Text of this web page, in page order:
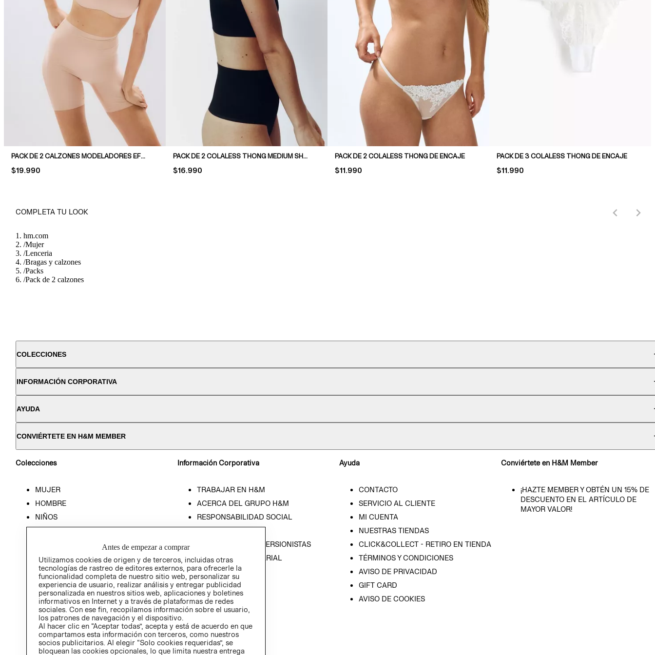
PACK DE 2 CALZONES MODELADORES EFECTO INVISIBLE
PRICE:
$19.990
PACK DE 2 COLALESS THONG MEDIUM SHAPE
PRICE:
$16.990
PACK DE 2 COLALESS THONG DE ENCAJE
PRICE:
$11.990
PACK DE 3 COLALESS THONG DE ENCAJE
PRICE:
$11.990
COMPLETA TU LOOK
hm.com
/Mujer
/Lenceria
/Bragas y calzones
/Packs
/Pack de 2 calzones
COLECCIONES
INFORMACIÓN CORPORATIVA
AYUDA
CONVIÉRTETE EN H&M MEMBER
Colecciones
MUJER
HOMBRE
NIÑOS
Información Corporativa
TRABAJAR EN H&M
ACERCA DEL GRUPO H&M
RESPONSABILIDAD SOCIAL
RELACIÓN CON INVERSIONISTAS
POLÍTICA EMPRESARIAL
Ayuda
CONTACTO
SERVICIO AL CLIENTE
MI CUENTA
NUESTRAS TIENDAS
CLICK&COLLECT - RETIRO EN TIENDA
TÉRMINOS Y CONDICIONES
AVISO DE PRIVACIDAD
GIFT CARD
AVISO DE COOKIES
Conviértete en H&M Member
¡HAZTE MEMBER Y OBTÉN UN 15% DE
DESCUENTO EN EL ARTÍCULO DE
MAYOR VALOR!
Antes de empezar a comprar
Utilizamos cookies de origen y de terceros, incluidas otras
tecnologías de rastreo de editores externos, para ofrecerle la
funcionalidad completa de nuestro sitio web, personalizar su
experiencia de usuario, realizar análisis y entregar publicidad
personalizada en nuestros sitios web, aplicaciones y boletines
informativos en Internet y a través de plataformas de redes
sociales. Con ese fin, recopilamos información sobre el usuario,
los patrones de navegación y el dispositivo.
Al hacer clic en “Aceptar todas”, acepta y está de acuerdo en que
compartamos esta información con terceros, como nuestros
socios publicitarios. Al elegir “Solo cookies requeridas”, se
bloquean las cookies opcionales, lo que limita nuestra entrega